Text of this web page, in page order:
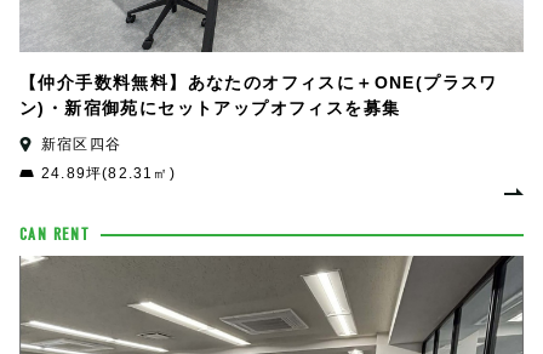
【仲介手数料無料】あなたのオフィスに＋ONE(プラスワ
ン)・新宿御苑にセットアップオフィスを募集
新宿区四谷
24.89坪(82.31㎡)
CAN RENT